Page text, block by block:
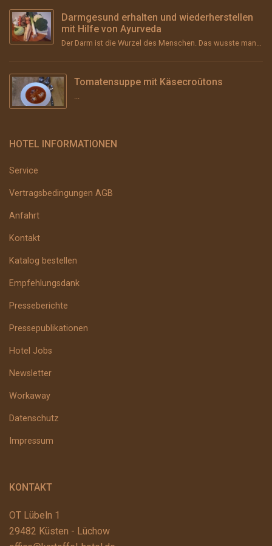
Darmgesund erhalten und wiederherstellen
mit Hilfe von Ayurveda
Tomatensuppe mit Käsecroûtons
HOTEL INFORMATIONEN
Service
Vertragsbedingungen AGB
Anfahrt
Kontakt
Katalog bestellen
Empfehlungsdank
Presseberichte
Pressepublikationen
Hotel Jobs
Newsletter
Workaway
Datenschutz
Impressum
KONTAKT
OT Lübeln 1
29482 Küsten - Lüchow